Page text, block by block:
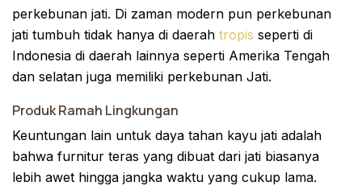
perkebunan jati. Di zaman modern pun perkebunan
jati tumbuh tidak hanya di daerah tropis seperti di
Indonesia di daerah lainnya seperti Amerika Tengah
dan selatan juga memiliki perkebunan Jati.
Produk Ramah Lingkungan
Keuntungan lain untuk daya tahan kayu jati adalah
bahwa furnitur teras yang dibuat dari jati biasanya
lebih awet hingga jangka waktu yang cukup lama.